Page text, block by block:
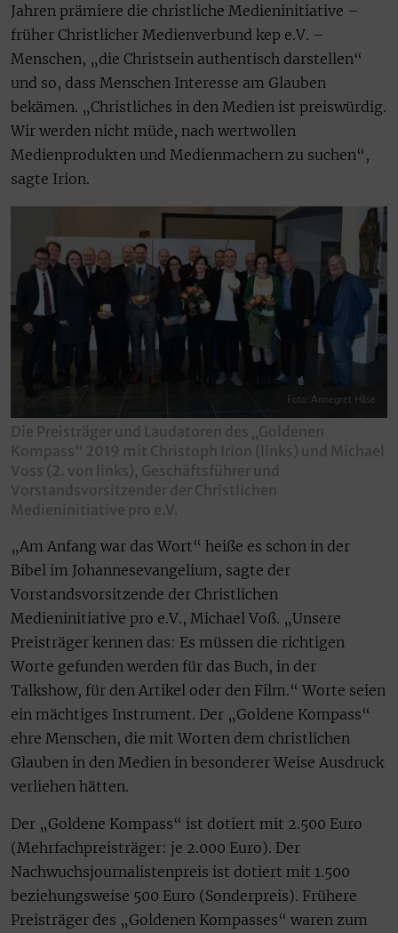
Jahren prämiere die christliche Medieninitiative –
früher Christlicher Medienverbund kep e.V. –
Menschen, „die Christsein authentisch darstellen“
und so, dass Menschen Interesse am Glauben
bekämen. „Christliches in den Medien ist preiswürdig.
Wir werden nicht müde, nach wertwollen
Medienprodukten und Medienmachern zu suchen“,
sagte Irion.
Foto: Annegret Hilse
Die Preisträger und Laudatoren des „Goldenen
Kompass“ 2019 mit Christoph Irion (links) und Michael
Voss (2. von links), Geschäftsführer und
Vorstandsvorsitzender der Christlichen
Medieninitiative pro e.V.
„Am Anfang war das Wort“ heiße es schon in der
Bibel im Johannesevangelium, sagte der
Vorstandsvorsitzende der Christlichen
Medieninitiative pro e.V., Michael Voß. „Unsere
Preisträger kennen das: Es müssen die richtigen
Worte gefunden werden für das Buch, in der
Talkshow, für den Artikel oder den Film.“ Worte seien
ein mächtiges Instrument. Der „Goldene Kompass“
ehre Menschen, die mit Worten dem christlichen
Glauben in den Medien in besonderer Weise Ausdruck
verliehen hätten.
Der „Goldene Kompass“ ist dotiert mit 2.500 Euro
(Mehrfachpreisträger: je 2.000 Euro). Der
Nachwuchsjournalistenpreis ist dotiert mit 1.500
beziehungsweise 500 Euro (Sonderpreis). Frühere
Preisträger des „Goldenen Kompasses“ waren zum